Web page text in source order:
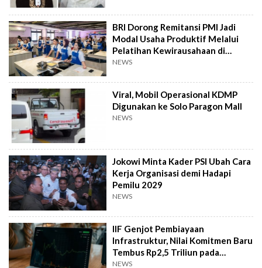
BRI Dorong Remitansi PMI Jadi
Modal Usaha Produktif Melalui
Pelatihan Kewirausahaan di
Taiwan
NEWS
Viral, Mobil Operasional KDMP
Digunakan ke Solo Paragon Mall
NEWS
Jokowi Minta Kader PSI Ubah Cara
Kerja Organisasi demi Hadapi
Pemilu 2029
NEWS
IIF Genjot Pembiayaan
Infrastruktur, Nilai Komitmen Baru
Tembus Rp2,5 Triliun pada
Semester I 2026
NEWS